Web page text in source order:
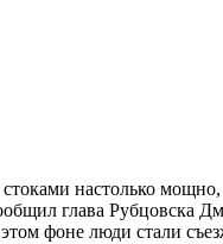
настолько
глава
фоне люди стали